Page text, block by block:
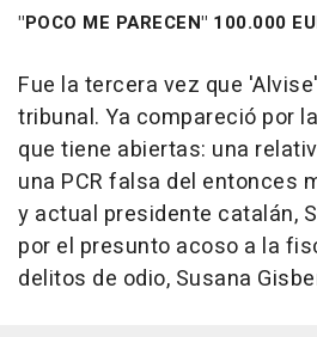
"POCO ME PARECEN" 100.000
Fue la tercera vez que
tribunal. Ya compareció por
que tiene abiertas: una
una PCR falsa del entonces
y actual presidente catalán,
por el presunto acoso a la
delitos de odio, Susana